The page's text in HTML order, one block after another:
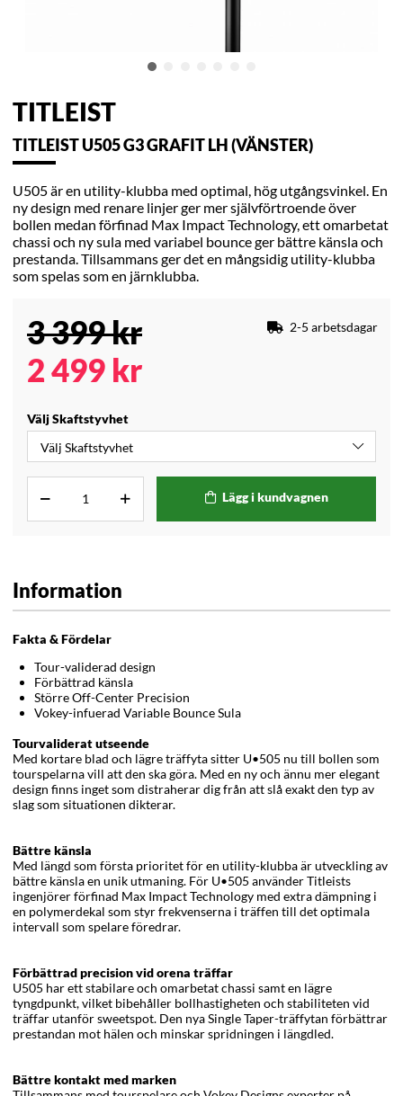
TITLEIST
TITLEIST U505 G3 GRAFIT LH (VÄNSTER)
U505 är en utility-klubba med optimal, hög utgångsvinkel. En
ny design med renare linjer ger mer självförtroende över
bollen medan förfinad Max Impact Technology, ett omarbetat
chassi och ny sula med variabel bounce ger bättre känsla och
prestanda. Tillsammans ger det en mångsidig utility-klubba
som spelas som en järnklubba.
3 399kr
2 499 kr
2-5 arbetsdagar
Välj Skaftstyvhet
Lägg i kundvagnen
Information
Fakta & Fördelar
Tour-validerad design
Förbättrad känsla
Större Off-Center Precision
Vokey-infuerad Variable Bounce Sula
Tourvaliderat utseende
Med kortare blad och lägre träffyta sitter U•505 nu till bollen som
tourspelarna vill att den ska göra. Med en ny och ännu mer elegant
design finns inget som distraherar dig från att slå exakt den typ av
slag som situationen dikterar.
Bättre känsla
Med längd som första prioritet för en utility-klubba är utveckling av
bättre känsla en unik utmaning. För U•505 använder Titleists
ingenjörer förfinad Max Impact Technology med extra dämpning i
en polymerdekal som styr frekvenserna i träffen till det optimala
intervall som spelare föredrar.
Förbättrad precision vid orena träffar
U505 har ett stabilare och omarbetat chassi samt en lägre
tyngdpunkt, vilket bibehåller bollhastigheten och stabiliteten vid
träffar utanför sweetspot. Den nya Single Taper-träffytan förbättrar
prestandan mot hälen och minskar spridningen i längdled.
Bättre kontakt med marken